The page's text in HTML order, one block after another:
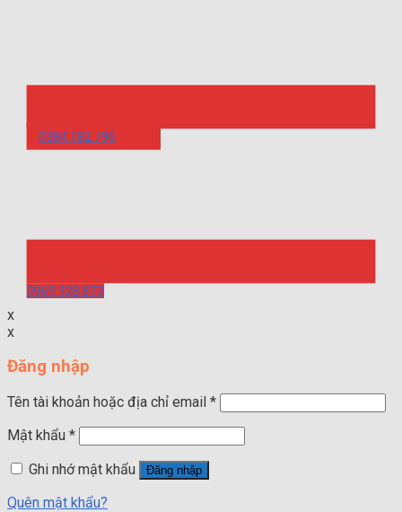
0384.182.796
0969.928.873
x
x
Đăng nhập
Tên tài khoản hoặc địa chỉ email *
Mật khẩu *
Ghi nhớ mật khẩu
Đăng nhập
Quên mật khẩu?